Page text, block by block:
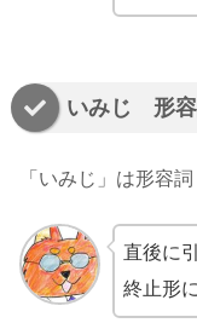
いみじ 形容
「いみじ」は形容
直後に
終止形